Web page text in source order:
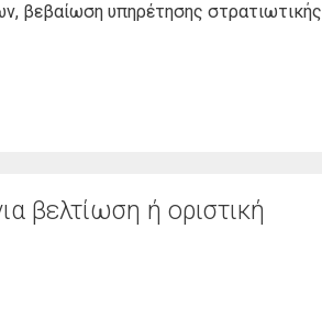
βεβαίωση υπηρέτησης στρατιωτικής
βελτίωση ή οριστική